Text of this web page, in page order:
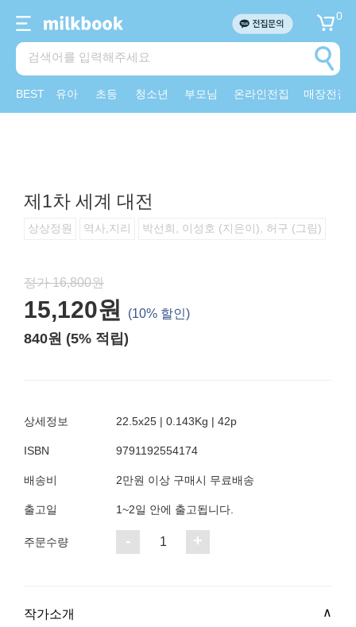
0
BEST 유아 초등 청소년 부모님 온라인전집 매장전집
제1차 세계 대전
상상정원 역사,지리 박선희, 이성호 (지은이), 허구 (그림)
정가 16,800원
15,120원 (10% 할인)
840원 (5% 적립)
상세정보 22.5x25 | 0.143Kg | 42p
ISBN 9791192554174
배송비 2만원 이상 구매시 무료배송
출고일 1~2일 안에 출고됩니다.
주문수량 - 1 +
작가소개